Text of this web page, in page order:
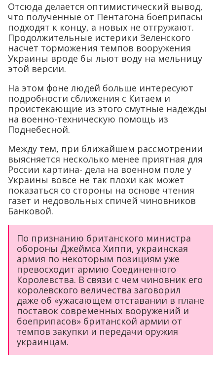
Отсюда делается оптимистический вывод,
что полученные от Пентагона боеприпасы
подходят к концу, а новых не отгружают.
Продолжительные истерики Зеленского
насчет торможения темпов вооружения
Украины вроде бы льют воду на мельницу
этой версии.
На этом фоне людей больше интересуют
подробности сближения с Китаем и
проистекающие из этого смутные надежды
на военно-техническую помощь из
Поднебесной.
Между тем, при ближайшем рассмотрении
выясняется несколько менее приятная для
России картина- дела на военном поле у
Украины вовсе не так плохи как может
показаться со стороны на основе чтения
газет и недовольных спичей чиновников
Банковой.
По признанию британского министра
обороны Джеймса Хиппи, украинская
армия по некоторым позициям уже
превосходит армию Соединенного
Королевства. В связи с чем чиновник его
королевского величества заговорил
даже об «ужасающем отставании в плане
поставок современных вооружений и
боеприпасов» британской армии от
темпов закупки и передачи оружия
украинцам.